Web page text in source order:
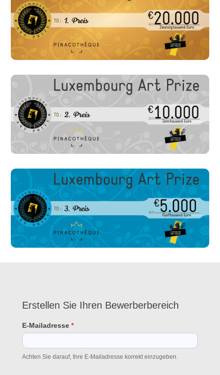
Erstellen
Ihren
Bewerberbereich
Erstellen Sie Ihren Bewerberbereich
E-Mailadresse *
Achten Sie darauf, Ihre E-Mailadresse korrekt einzugeben.